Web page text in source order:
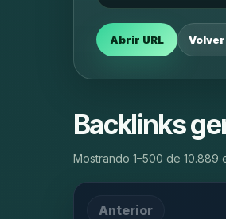
Abrir URL
Backlinks
Mostrando 1–500 de 10.889
Anterior